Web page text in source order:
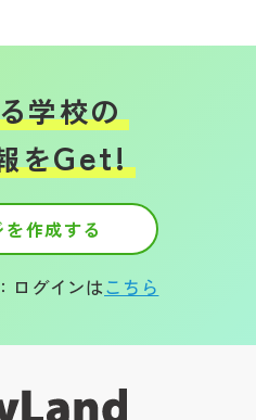
学校の
をGet!
作成する
ログインはこちら